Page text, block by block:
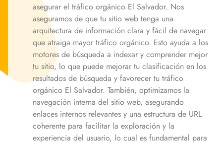
asegurar el tráfico orgánico El Salvador. Nos
aseguramos de que tu sitio web tenga una
arquitectura de información clara y fácil de navegar
que atraiga mayor tráfico orgánico. Esto ayuda a los
motores de búsqueda a indexar y comprender mejor
tu sitio, lo que puede mejorar tu clasificación en los
resultados de búsqueda y favorecer tu tráfico
orgánico El Salvador. También, optimizamos la
navegación interna del sitio web, asegurando
enlaces internos relevantes y una estructura de URL
coherente para facilitar la exploración y la
experiencia del usuario, lo cual es fundamental para